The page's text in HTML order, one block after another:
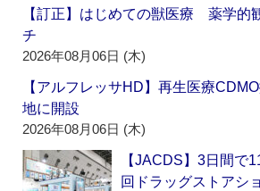
【訂正】はじめての獣医療 薬学的
チ
2026年08月06日 (木)
【アルフレッサHD】再生医療
地に開設
2026年08月06日 (木)
【JACDS】3日間で
回ドラッグストアシ